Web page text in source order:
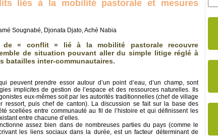
liés à la mobilité pastorale et mesures
Sougnabé, Djonata Djato, Aché Nabia
« conflit » lié à la mobilité pastorale recouvre
de situation pouvant aller du simple litige réglé à
batailles inter-communautaires.
peuvent prendre essor autour d’un point d’eau, d’un champ, sont
implicites de gestion de l’espace et des ressources naturelles. Ils
eux-mêmes soit par les autorités traditionnelles (chef de village
ressort, puis chef de canton). La discussion se fait sur la base des
scellées entre communauté au fil de l’histoire et qui définissent les
entre chacune d’elles.
assez bien dans de nombreuses parties du pays (comme le
les liens sociaux dans la durée, est un facteur déterminant de